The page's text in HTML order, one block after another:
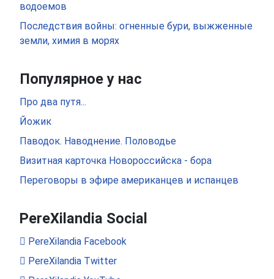
водоемов
Последствия войны: огненные бури, выжженные
земли, химия в морях
Популярное у нас
Про два путя...
Йожик
Паводок. Наводнение. Половодье
Визитная карточка Новороссийска - бора
Переговоры в эфире американцев и испанцев
PereXilandia Social
PereXilandia Facebook
PereXilandia Twitter